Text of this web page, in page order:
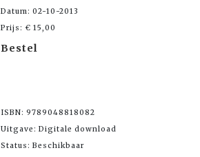
Datum: 02-10-2013
Prijs: € 15,00
Bestel
ISBN: 9789048818082
Uitgave: Digitale download
Status: Beschikbaar